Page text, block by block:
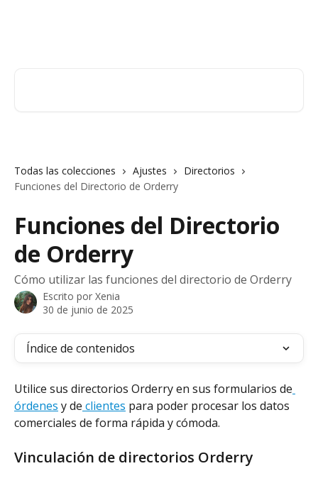
Todas las colecciones Ajustes
Directorios
Funciones del Directorio de Orderry
Funciones del Directorio
de Orderry
Cómo utilizar las funciones del directorio de Orderry
Escrito por Xenia
30 de junio de 2025
Índice de contenidos
Utilice sus directorios Orderry en sus formularios de
órdenes y de clientes para poder procesar los datos
comerciales de forma rápida y cómoda.
Vinculación de directorios Orderry